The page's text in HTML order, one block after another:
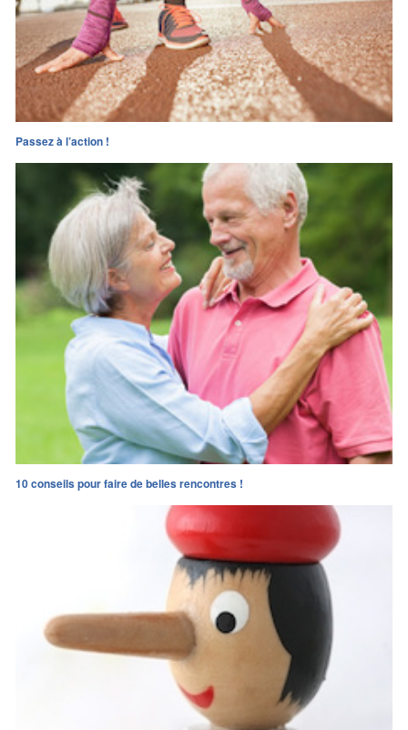
Passez à l’action !
10 conseils pour faire de belles rencontres !